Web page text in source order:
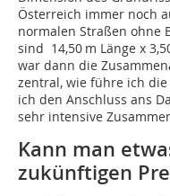
Österreich immer noch
normalen Straßen ohne
sind 14,50 m Länge x
war dann die
zentral, wie führe ich
ich den Anschluss ans
sehr intensive
Kann man
zukünftigen